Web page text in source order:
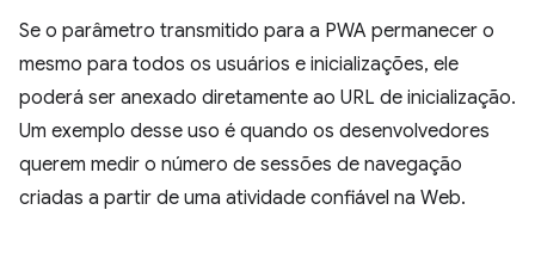
Se o parâmetro transmitido para a PWA permanecer o
mesmo para todos os usuários e inicializações, ele
poderá ser anexado diretamente ao URL de inicialização.
Um exemplo desse uso é quando os desenvolvedores
querem medir o número de sessões de navegação
criadas a partir de uma atividade confiável na Web.